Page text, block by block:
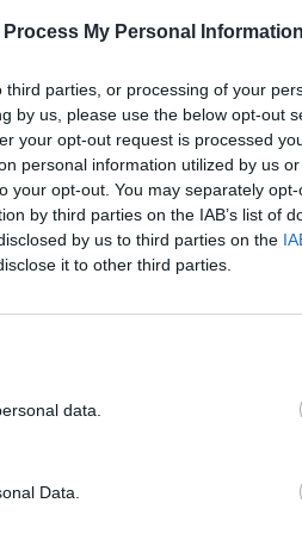
Process My Personal Information
parties, or processing of your
by us, please use the below opt-out
your opt-out request is processed
personal information utilized by us
your opt-out. You may separately
by third parties on the IAB’s list of
by us to third parties on the
it to other third parties.
data.
Data.
Dömda
FängelseFörhör Grov
Jimmie Åkesson
Kriminalvården
LagarMichael
Misshandel
Mordförsök Nilsson-
Poliser